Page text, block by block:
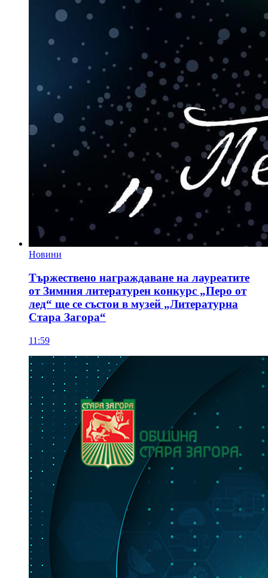
Новини
Тържествено награждаване на лауреатите
от Зимния литературен конкурс „Перо от
лед“ ще се състои в музей „Литературна
Стара Загора“
11:59